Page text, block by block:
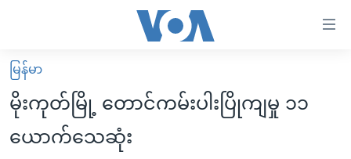
လွယ်ကူ
စေ
မူလစာမျက်နှာ
မြန်မာ
ကမ္ဘာ့သတင်းများ
မြန်မာ
မိုးကုတ်မြို့ တောင်ကမ်းပါးပြိုကျမှု ၁၁
ယောက်သေဆုံး